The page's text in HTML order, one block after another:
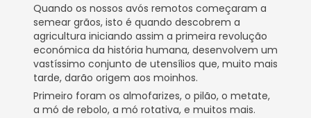
Quando os nossos avós remotos começaram a
semear grãos, isto é quando descobrem a
agricultura iniciando assim a primeira revolução
económica da história humana, desenvolvem um
vastíssimo conjunto de utensílios que, muito mais
tarde, darão origem aos moinhos.
Primeiro foram os almofarizes, o pilão, o metate,
a mó de rebolo, a mó rotativa, e muitos mais.